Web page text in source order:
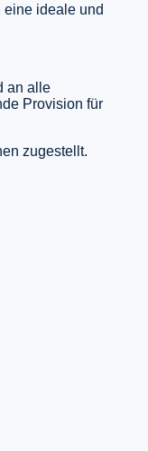
ideale und
an alle
Provision für
zugestellt.